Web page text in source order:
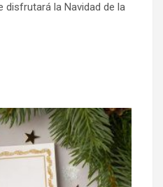
disfrutará la Navidad de la